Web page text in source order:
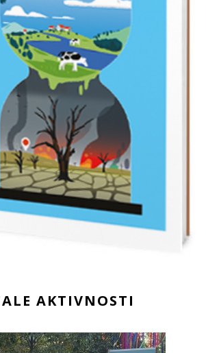
AKTIVNOSTI